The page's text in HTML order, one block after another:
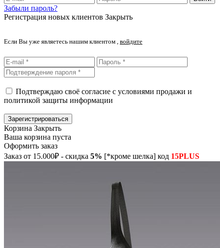
Забыли пароль?
Регистрация новых клиентов Закрыть
Если Вы уже являетесь нашим клиентом , войдите
Подтверждаю своё согласие с условиями продажи и
политикой защиты информации
Зарегистрироваться
Корзина Закрыть
Ваша корзина пуста
Оформить заказ
Заказ от 15.000₽ - скидка 5% [*кроме шелка] код 15PLUS